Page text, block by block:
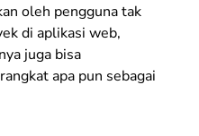
oleh pengguna tak
di aplikasi web,
juga bisa
apa pun sebagai